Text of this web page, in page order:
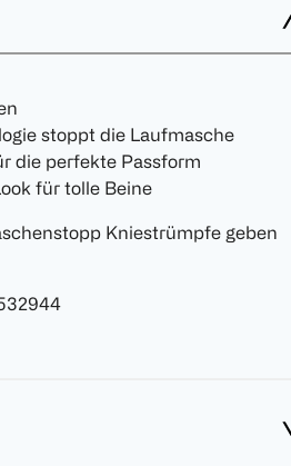
stoppt die Laufmasche
die perfekte Passform
für tolle Beine
Kniestrümpfe geben